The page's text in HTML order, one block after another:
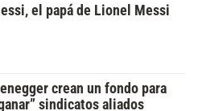
el papá de Lionel Messi
crean un fondo para
sindicatos aliados